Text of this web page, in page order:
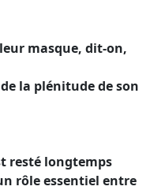
masque, dit-on,
la plénitude de son
resté longtemps
rôle essentiel entre